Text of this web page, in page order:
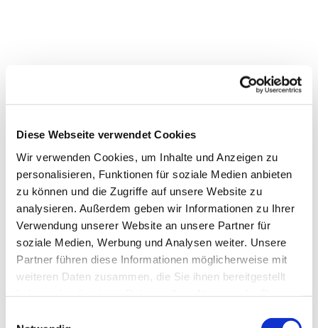
Diese Webseite verwendet Cookies
Wir verwenden Cookies, um Inhalte und Anzeigen zu
personalisieren, Funktionen für soziale Medien anbieten
zu können und die Zugriffe auf unsere Website zu
analysieren. Außerdem geben wir Informationen zu Ihrer
Verwendung unserer Website an unsere Partner für
soziale Medien, Werbung und Analysen weiter. Unsere
Partner führen diese Informationen möglicherweise mit
weiteren Daten zusammen, die Sie ihnen bereitgestellt